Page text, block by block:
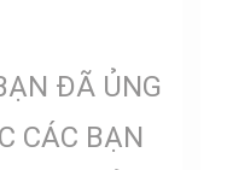
ĐÃ ỦNG
CÁC BẠN